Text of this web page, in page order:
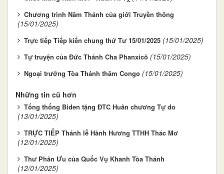
Chương trình Năm Thánh của giới Truyền thông
(15/01/2025)
Trực tiếp Tiếp kiến chung thứ Tư 15/01/2025 (15/01/2025)
Tự truyện của Đức Thánh Cha Phanxicô (15/01/2025)
Ngoại trưởng Tòa Thánh thăm Congo (15/01/2025)
Những tin cũ hơn
Tổng thống Biden tặng ĐTC Huân chương Tự do
(13/01/2025)
TRỰC TIẾP Thánh lễ Hành Hương TTHH Thác Mơ
(12/01/2025)
Thư Phân Ưu của Quốc Vụ Khanh Tòa Thánh
(12/01/2025)